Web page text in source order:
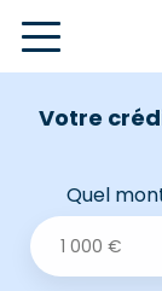
Votre
Quel